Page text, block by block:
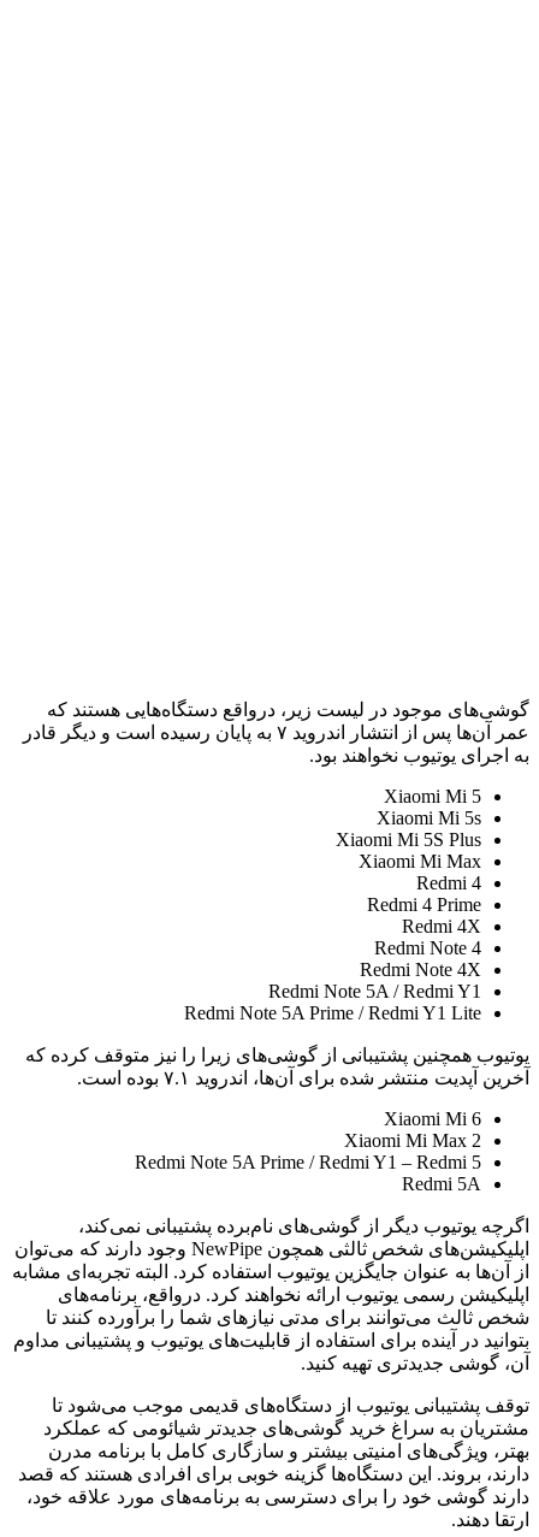
گوشی‌های موجود در لیست زیر، درواقع دستگاه‌هایی هستند که
عمر آن‌ها پس از انتشار اندروید ۷ به پایان رسیده است و دیگر قادر
به اجرای یوتیوب نخواهند بود.
Xiaomi Mi 5
Xiaomi Mi 5s
Xiaomi Mi 5S Plus
Xiaomi Mi Max
Redmi 4
Redmi 4 Prime
Redmi 4X
Redmi Note 4
Redmi Note 4X
Redmi Note 5A / Redmi Y1
Redmi Note 5A Prime / Redmi Y1 Lite
یوتیوب همچنین پشتیبانی از گوشی‌های زیرا را نیز متوقف کرده که
آخرین آپدیت منتشر شده برای آن‌ها، اندروید ۷.۱ بوده است.
Xiaomi Mi 6
Xiaomi Mi Max 2
Redmi Note 5A Prime / Redmi Y1 – Redmi 5
Redmi 5A
اگرچه یوتیوب دیگر از گوشی‌های نام‌برده پشتیبانی نمی‌کند،
اپلیکیشن‌های شخص ثالثی همچون NewPipe وجود دارند که می‌توان
از آن‌ها به عنوان جایگزین یوتیوب استفاده کرد. البته تجربه‌ای مشابه
اپلیکیشن رسمی یوتیوب ارائه نخواهند کرد. درواقع، برنامه‌های
شخص ثالث می‌توانند برای مدتی نیازهای شما را برآورده کنند تا
بتوانید در آینده برای استفاده از قابلیت‌های یوتیوب و پشتیبانی مداوم
آن، گوشی جدیدتری تهیه کنید.
توقف پشتیبانی یوتیوب از دستگاه‌های قدیمی موجب می‌شود تا
مشتریان به سراغ خرید گوشی‌های جدیدتر شیائومی که عملکرد
بهتر، ویژگی‌های امنیتی بیشتر و سازگاری کامل با برنامه مدرن
دارند، بروند. این دستگاه‌ها گزینه خوبی برای افرادی هستند که قصد
دارند گوشی خود را برای دسترسی به برنامه‌های مورد علاقه خود،
ارتقا دهند.